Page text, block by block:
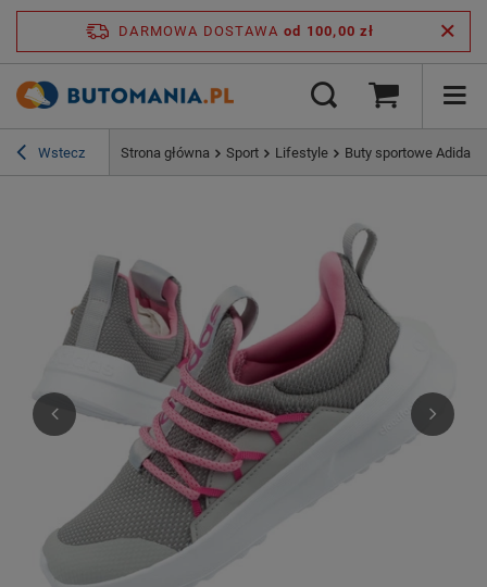
DARMOWA DOSTAWA od 100,00 zł
Wstecz Strona główna Sport Lifestyle Buty sportowe Adidas